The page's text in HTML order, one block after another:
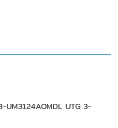
UTG 3-